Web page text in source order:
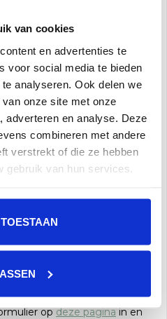
van cookies
en advertenties te
voor social media te bieden
analyseren. Ook delen we
onze site met onze
adverteren en analyse. Deze
combineren met andere
verstrekt of die ze hebben
gebruik van hun services.
Marazzi Ardesia
120x120 M9HU Cenere
a 2,88 m²
€59,00 per M²
Toevoegen aan winkelwagen
tegel niet in ons
opdeze paginain en